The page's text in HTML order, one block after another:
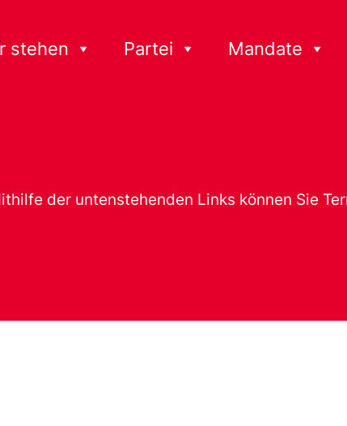
stehen Partei Mandate
der untenstehenden Links können Sie